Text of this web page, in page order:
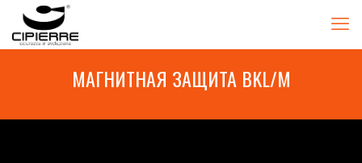
МАГНИТНАЯ ЗАЩИТА BKL/M